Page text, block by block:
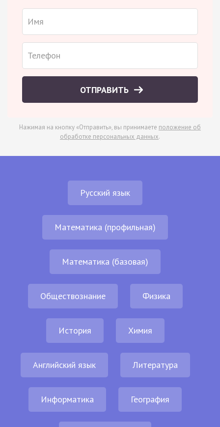
ОТПРАВИТЬ
Нажимая на кнопку «Отправить», вы принимаете положение об
обработке персональных данных.
Русский язык
Математика (профильная)
Математика (базовая)
Обществознание Физика
История Химия
Английский язык Литература
Информатика География